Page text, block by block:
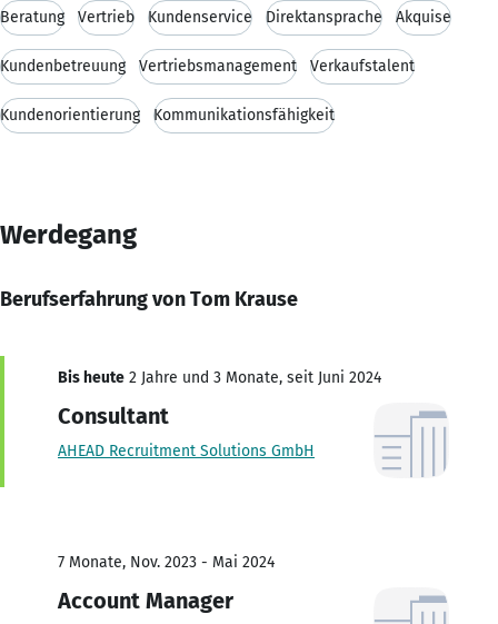
Beratung Vertrieb Kundenservice Direktansprache Akquise
Kundenbetreuung Vertriebsmanagement Verkaufstalent
Kundenorientierung Kommunikationsfähigkeit
Werdegang
Berufserfahrung von Tom Krause
Bis heute 2 Jahre und 3 Monate, seit Juni 2024
Consultant
AHEAD Recruitment Solutions GmbH
7 Monate, Nov. 2023 - Mai 2024
Account Manager